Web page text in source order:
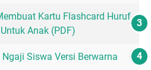
Kartu Flashcard Huruf-
Anak (PDF)
Siswa Versi Berwarna